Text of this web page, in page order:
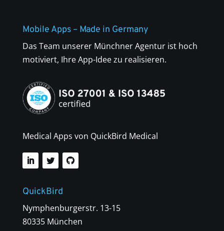
Mobile Apps – Made in Germany
Das Team unserer Münchner Agentur ist hoch
motiviert, Ihre App-Idee zu realisieren.
Medical Apps von QuickBird Medical
QuickBird
Nymphenburgerstr. 13-15
80335 München